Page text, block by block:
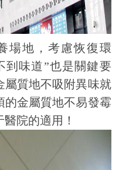
地，考慮恢復環
到味道”也是關鍵要
屬質地不吸附異味就
的金屬質地不易發霉
院的適用！